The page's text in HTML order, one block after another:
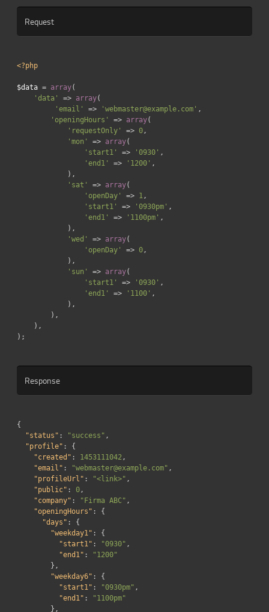
Request
<?php
$data = array(
'data'
=> array(
'email'
=> 'webmaster@example.com' ,
'openingHours'
=> array(
'requestOnly'
=> 0,
'mon'
=> array(
'start1'
=> '0930' ,
'end1'
=> '1200' ,
),
'sat'
=> array(
'openDay'
=> 1,
'start1'
=> '0930pm' ,
'end1'
=> '1100pm' ,
),
'wed'
=> array(
'openDay'
=> 0,
),
'sun'
=> array(
'start1'
=> '0930' ,
'end1'
=> '1100' ,
),
),
),
);
Response
{
"status" : "success" ,
"profile" :
{
"created" : 1453111042 ,
"email" : "webmaster@example.com" ,
"profileUrl" : "<link>" ,
"public" : 0,
"company" : "Firma ABC" ,
"openingHours" :
{
"days" :
{
"weekday1" :
{
"start1" : "0930" ,
"end1" :
"1200"
},
"weekday6" :
{
"start1" : "0930pm" ,
"end1" :
"1100pm"
},